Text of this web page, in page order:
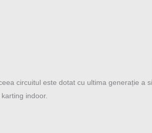
circuitul este dotat cu ultima generație
indoor.